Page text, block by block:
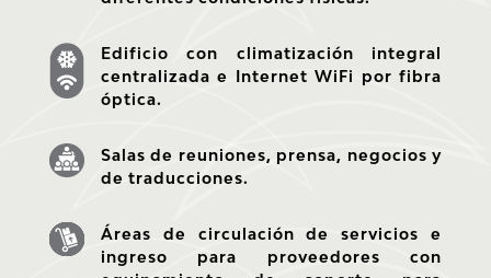
Edificio con climatización integral
centralizada e Internet WiFi por fibra
óptica.
Salas de reuniones, prensa, negocios y
de traducciones.
Áreas de circulación de servicios e
ingreso para proveedores con